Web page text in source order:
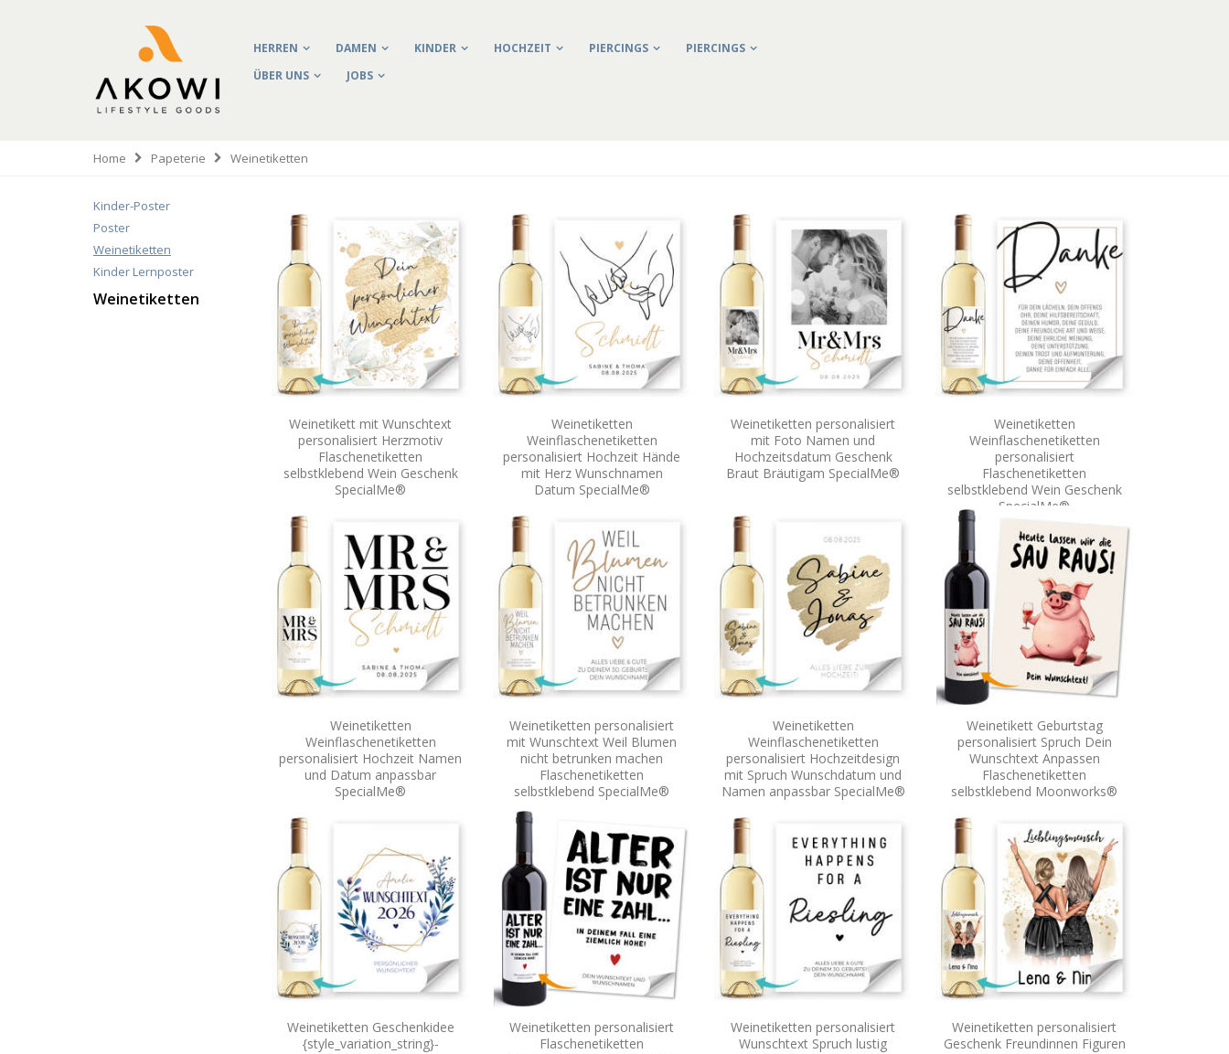
HERREN DAMEN KINDER HOCHZEIT PIERCINGS
PIERCINGS
ÜBER UNS
JOBS
Home Papeterie Weinetiketten
Weinetikett mit Wunschtext
personalisiert Herzmotiv
Flaschenetiketten
selbstklebend Wein Geschenk
SpecialMe®
Weinetiketten
Weinflaschenetiketten
personalisiert Hochzeit Hände
mit Herz Wunschnamen
Datum SpecialMe®
Weinetiketten personalisiert
mit Foto Namen und
Hochzeitsdatum Geschenk
Braut Bräutigam SpecialMe®
Weinetiketten
Weinflaschenetiketten
personalisiert
Flaschenetiketten
selbstklebend Wein Geschenk
SpecialMe®
Weinetiketten
Weinflaschenetiketten
personalisiert Hochzeit Namen
und Datum anpassbar
SpecialMe®
Weinetiketten personalisiert
mit Wunschtext Weil Blumen
nicht betrunken machen
Flaschenetiketten
selbstklebend SpecialMe®
Weinetiketten
Weinflaschenetiketten
personalisiert Hochzeitdesign
mit Spruch Wunschdatum und
Namen anpassbar SpecialMe®
Weinetikett Geburtstag
personalisiert Spruch Dein
Wunschtext Anpassen
Flaschenetiketten
selbstklebend Moonworks®
Weinetiketten Geschenkidee
{style_variation_string}-
Weinetiketten personalisiert
Flaschenetiketten
Weinetiketten personalisiert
Wunschtext Spruch lustig
Weinetiketten personalisiert
Geschenk Freundinnen Figuren
Kinder-Poster
Poster
Weinetiketten
Kinder Lernposter
Weinetiketten